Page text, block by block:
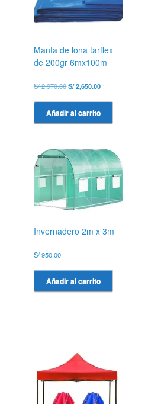
Manta de lona tarflex
de 200gr 6mx100m
S/2,970.00El
original
era:
S/ 2,970.00.
S/2,650.00El
actual
es:
S/ 2,650.00.
Añadir al carrito
Invernadero 2m x 3m
S/950.00
Añadir al carrito